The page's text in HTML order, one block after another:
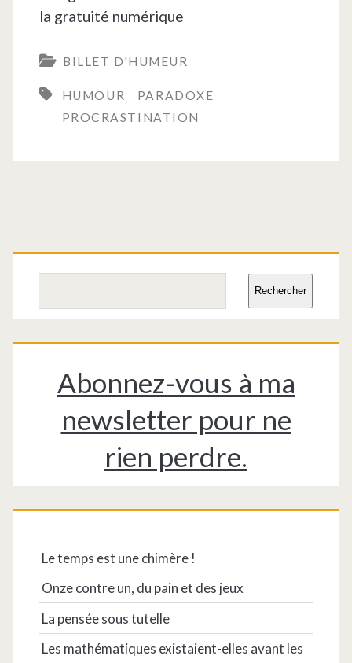
la gratuité numérique
BILLET D'HUMEUR
HUMOUR
PARADOXE
PROCRASTINATION
Barre
latérale
principale
Rechercher
Abonnez-vous à ma
newsletter pour ne
rien perdre.
Le temps est une chimère !
Onze contre un, du pain et des jeux
La pensée sous tutelle
Les mathématiques existaient-elles avant les